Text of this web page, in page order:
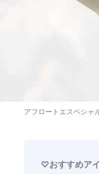
アフロートエスペシ
♡おすすめア